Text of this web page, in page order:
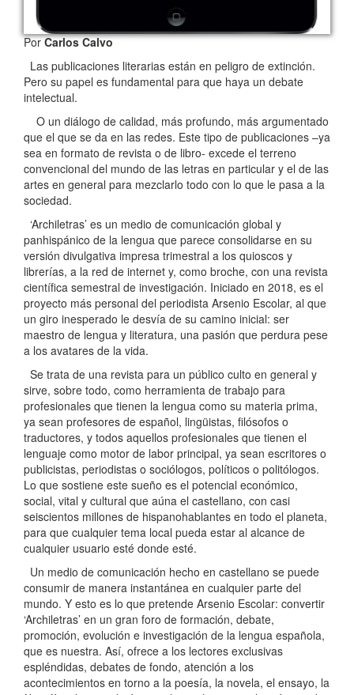
PorCarlos Calvo
Las publicaciones literarias están en peligro de extinción.
Pero su papel es fundamental para que haya un debate
intelectual.
O un diálogo de calidad, más profundo, más argumentado
que el que se da en las redes. Este tipo de publicaciones –ya
sea en formato de revista o de libro- excede el terreno
convencional del mundo de las letras en particular y el de las
artes en general para mezclarlo todo con lo que le pasa a la
sociedad.
‘Archiletras’ es un medio de comunicación global y
panhispánico de la lengua que parece consolidarse en su
versión divulgativa impresa trimestral a los quioscos y
librerías, a la red de internet y, como broche, con una revista
científica semestral de investigación. Iniciado en 2018, es el
proyecto más personal del periodista Arsenio Escolar, al que
un giro inesperado le desvía de su camino inicial: ser
maestro de lengua y literatura, una pasión que perdura pese
a los avatares de la vida.
Se trata de una revista para un público culto en general y
sirve, sobre todo, como herramienta de trabajo para
profesionales que tienen la lengua como su materia prima,
ya sean profesores de español, lingüistas, filósofos o
traductores, y todos aquellos profesionales que tienen el
lenguaje como motor de labor principal, ya sean escritores o
publicistas, periodistas o sociólogos, políticos o politólogos.
Lo que sostiene este sueño es el potencial económico,
social, vital y cultural que aúna el castellano, con casi
seiscientos millones de hispanohablantes en todo el planeta,
para que cualquier tema local pueda estar al alcance de
cualquier usuario esté donde esté.
Un medio de comunicación hecho en castellano se puede
consumir de manera instantánea en cualquier parte del
mundo. Y esto es lo que pretende Arsenio Escolar: convertir
‘Archiletras’ en un gran foro de formación, debate,
promoción, evolución e investigación de la lengua española,
que es nuestra. Así, ofrece a los lectores exclusivas
espléndidas, debates de fondo, atención a los
acontecimientos en torno a la poesía, la novela, el ensayo, la